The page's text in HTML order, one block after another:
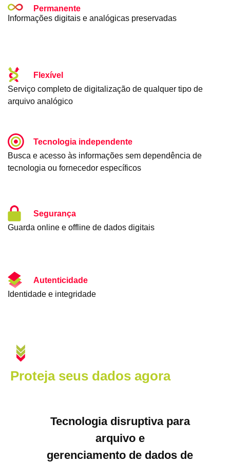
Permanente
Informações digitais e analógicas preservadas
Flexível
Serviço completo de digitalização de qualquer tipo de
arquivo analógico
Tecnologia independente
Busca e acesso às informações sem dependência de
tecnologia ou fornecedor específicos
Segurança
Guarda online e offline de dados digitais
Autenticidade
Identidade e integridade
Proteja seus dados agora
Tecnologia disruptiva para
arquivo e
gerenciamento de dados de